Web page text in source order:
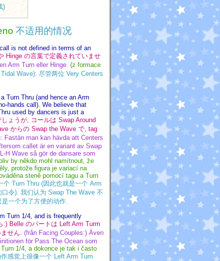
)
不适用的情况
is not defined in terms of an
Hinge の言葉で定義されていませ
Arm Turn eller Hinge. (z formace
Wave): 尽管两位 Very Centers
Turn Thru (and hence an Arm
hands call). We believe that
used by dancers is just a
ょうが, コールは Swap Around
からの Swap the Wave で, tag
Fastän man kan hävda att Centers
callet är en variant av Swap
H Wave så gör de dansare som
by někdo mohl namítnout, že
protože figura je variací na
steně pomocí tagu a Turn
Turn Thru (因此也就是一个 Arm
令). 我们认为 Swap The Wave 不
一个为了方便的动作.
Turn 1/4, and is frequently
:) Belle のパートは Left Arm Turm
せん. (från Facing Couples:) Även
för Pass The Ocean som
1/4, a dokonce je tak i často
感觉上很像一个 Left Arm Turn